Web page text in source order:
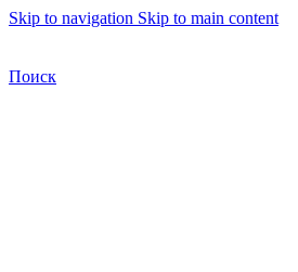
Skip to navigation Skip to main content
Поиск